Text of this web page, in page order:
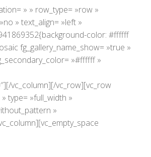
» » row_type= »row »
» text_align= »left »
color: #ffffff
fg_gallery_name_show= »true »
»#ffffff »
vc_column][/vc_row][vc_row
type= »full_width »
»